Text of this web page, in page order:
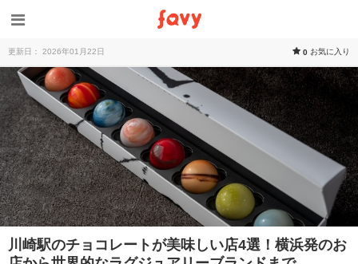
更新日： 2026年01月22日 0 お気に入り
川崎駅のチョコレートが美味しい店4選！横浜発のお